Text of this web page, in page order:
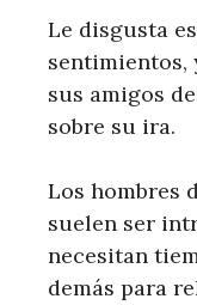
Le disgusta
sentimientos,
sus amigos
sobre su ira.
Los hombres
suelen ser
necesitan
demás para